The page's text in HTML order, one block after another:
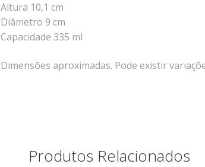
Altura 10,1 cm
Diâmetro 9 cm
Capacidade 335 ml
Dimensões aproximadas. Pode existir
Produtos Relacionados